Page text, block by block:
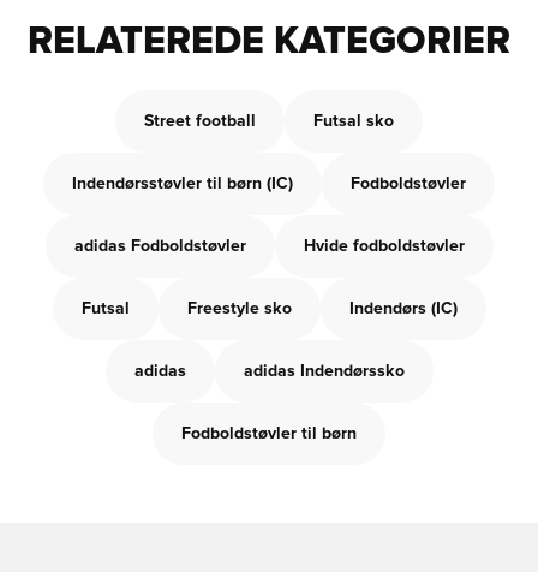
RELATEREDE KATEGORIER
Street football Futsal sko
Indendørsstøvler til børn (IC) Fodboldstøvler
adidas Fodboldstøvler Hvide fodboldstøvler
Futsal Freestyle sko Indendørs (IC)
adidas adidas Indendørssko
Fodboldstøvler til børn